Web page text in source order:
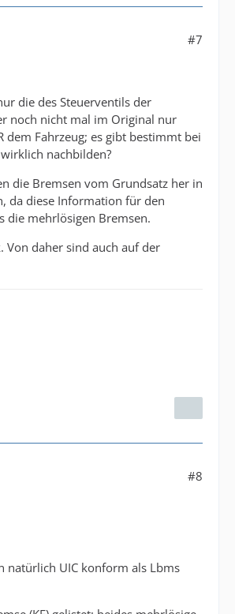
#7
die des Steuerventils der
noch nicht mal im Original nur
dem Fahrzeug; es gibt bestimmt bei
nachbilden?
die Bremsen vom Grundsatz her in
da diese Information für den
die mehrlösigen Bremsen.
Von daher sind auch auf der
#8
natürlich UIC konform als Lbms